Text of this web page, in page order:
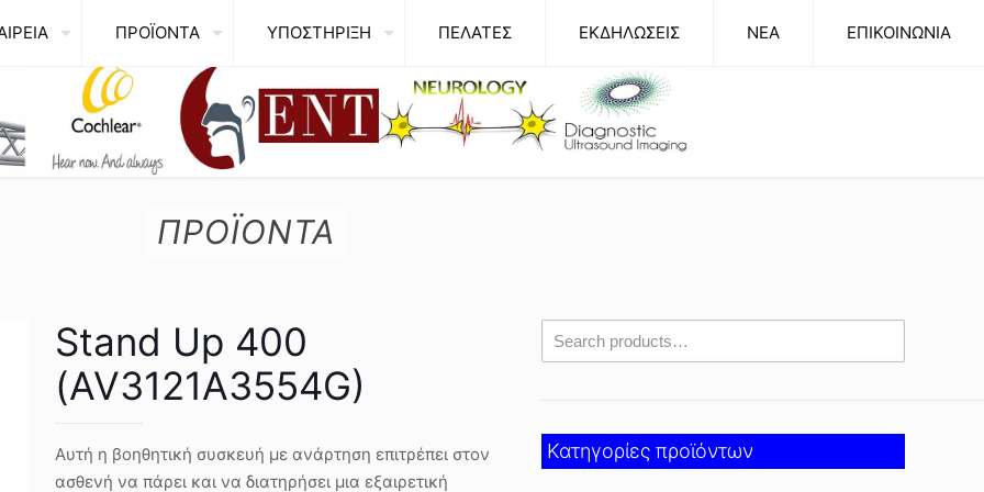
ΠΡΟΪΟΝΤΑ ΥΠΟΣΤΗΡΙΞΗ ΠΕΛΑΤΕΣ ΕΚΔΗΛΩΣΕΙΣ NEA ΕΠΙΚΟΙΝΩΝΙΑ
ΠΡΟΪΟΝΤΑ
Stand Up 400
(AV3121A3554G)
Αυτή η βοηθητική συσκευή με ανάρτηση επιτρέπει στον
ασθενή να πάρει και να διατηρήσει μια εξαιρετική
Κατηγορίες προϊόντων